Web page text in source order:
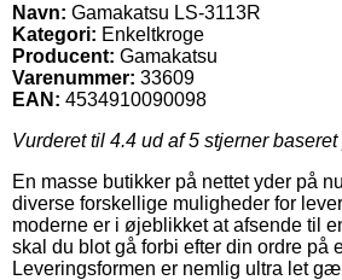
Navn: Gamakatsu LS-3113R
Kategori: Enkeltkroge
Producent: Gamakatsu
Varenummer: 33609
EAN: 4534910090098
Vurderet til 4.4 ud af 5 stjerner baseret
En masse butikker på nettet yder på
diverse forskellige muligheder for
moderne er i øjeblikket at afsende til
skal du blot gå forbi efter din ordre på
Leveringsformen er nemlig ultra let